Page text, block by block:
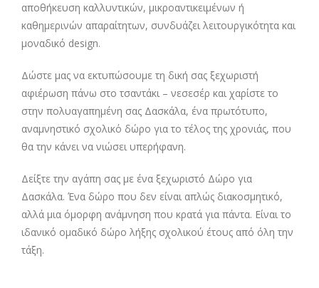
αποθήκευση καλλυντικών, μικροαντικειμένων ή
καθημερινών απαραίτητων, συνδυάζει λειτουργικότητα και
μοναδικό design.
Δώστε μας να εκτυπώσουμε τη δική σας ξεχωριστή
αφιέρωση πάνω στο τσαντάκι – νεσεσέρ και χαρίστε το
στην πολυαγαπημένη σας Δασκάλα, ένα πρωτότυπο,
αναμνηστικό σχολικ΄ο δώρο για το τέλος της χρονιάς, που
θα την κάνει να νιώσει υπερήφανη.
Δείξτε την αγάπη σας με ένα ξεχωριστό Δώρο για
Δασκάλα. Ένα δώρο που δεν είναι απλώς διακοσμητικό,
αλλά μια όμορφη ανάμνηση που κρατά για πάντα. Είναι το
ιδανικό ομαδικό δώρο λήξης σχολικού έτους από όλη την
τάξη.